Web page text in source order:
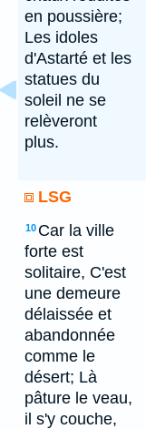
en poussière;
Les idoles
d'Astarté et les
statues du
soleil ne se
relèveront
plus.
LSG
10 Car la ville
forte est
solitaire, C'est
une demeure
délaissée et
abandonnée
comme le
désert; Là
pâture le veau,
il s'y couche,